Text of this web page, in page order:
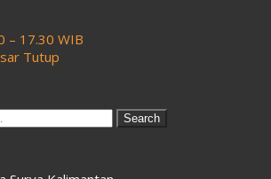
– 17.30 WIB
Tutup